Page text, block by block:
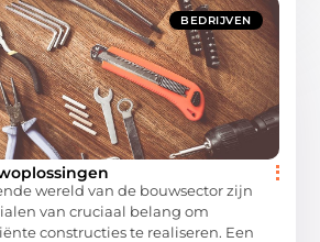
BEDRIJVEN
wereld van de bouwsector zijn
van cruciaal belang om
constructies te realiseren. Een